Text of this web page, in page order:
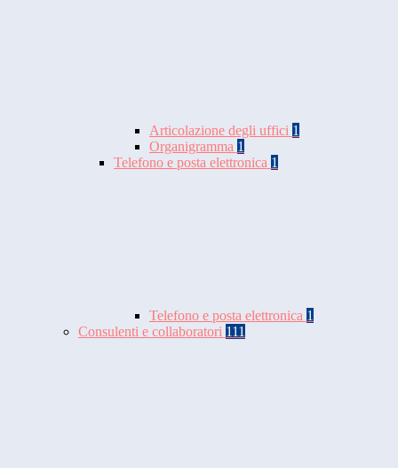
Articolazione degli uffici 1
Organigramma 1
Telefono e posta elettronica 1
Telefono e posta elettronica 1
Consulenti e collaboratori 111